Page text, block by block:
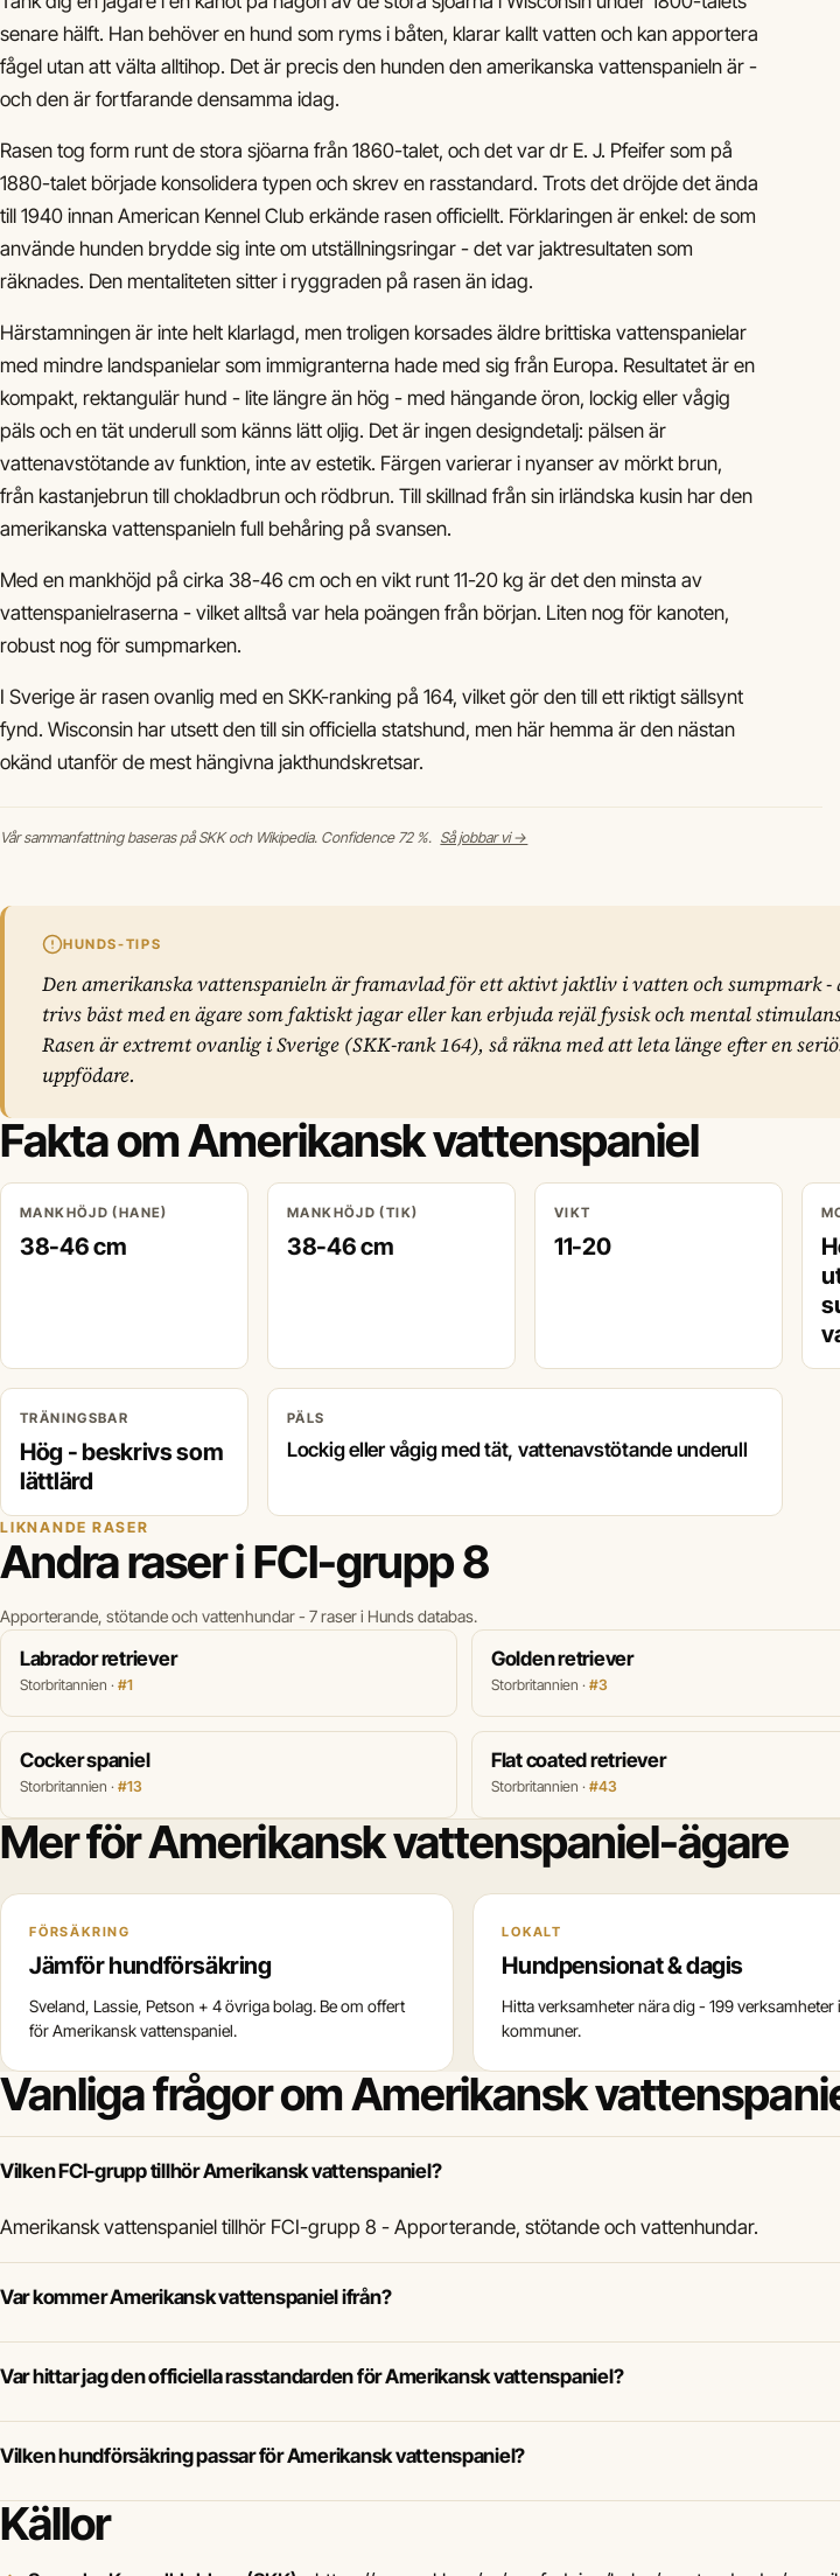
senare hälft. Han behöver en hund som ryms i båten, klarar kallt vatten och kan apportera
fågel utan att välta alltihop. Det är precis den hunden den amerikanska vattenspanieln är -
och den är fortfarande densamma idag.
Rasen tog form runt de stora sjöarna från 1860-talet, och det var dr E. J. Pfeifer som på
1880-talet började konsolidera typen och skrev en rasstandard. Trots det dröjde det ända
till 1940 innan American Kennel Club erkände rasen officiellt. Förklaringen är enkel: de som
använde hunden brydde sig inte om utställningsringar - det var jaktresultaten som
räknades. Den mentaliteten sitter i ryggraden på rasen än idag.
Härstamningen är inte helt klarlagd, men troligen korsades äldre brittiska vattenspanielar
med mindre landspanielar som immigranterna hade med sig från Europa. Resultatet är en
kompakt, rektangulär hund - lite längre än hög - med hängande öron, lockig eller vågig
päls och en tät underull som känns lätt oljig. Det är ingen designdetalj: pälsen är
vattenavstötande av funktion, inte av estetik. Färgen varierar i nyanser av mörkt brun,
från kastanjebrun till chokladbrun och rödbrun. Till skillnad från sin irländska kusin har den
amerikanska vattenspanieln full behåring på svansen.
Med en mankhöjd på cirka 38-46 cm och en vikt runt 11-20 kg är det den minsta av
vattenspanielraserna - vilket alltså var hela poängen från början. Liten nog för kanoten,
robust nog för sumpmarken.
I Sverige är rasen ovanlig med en SKK-ranking på 164, vilket gör den till ett riktigt sällsynt
fynd. Wisconsin har utsett den till sin officiella statshund, men här hemma är den nästan
okänd utanför de mest hängivna jakthundskretsar.
Vår sammanfattning baseras på SKK och Wikipedia. Confidence 72 %. Så jobbar vi →
HUNDS-TIPS
Den amerikanska vattenspanieln är framavlad för ett aktivt jaktliv i vatten och sumpmark -
trivs bäst med en ägare som faktiskt jagar eller kan erbjuda rejäl fysisk och mental
Rasen är extremt ovanlig i Sverige (SKK-rank 164), så räkna med att leta länge efter en
uppfödare.
Fakta om Amerikansk vattenspaniel
MANKHÖJD (HANE)
38-46 cm
MANKHÖJD (TIK)
38-46 cm
VIKT
11-20
TRÄNINGSBAR
Hög - beskrivs som
lättlärd
PÄLS
Lockig eller vågig med tät, vattenavstötande underull
LIKNANDE RASER
Andra raser i FCI-grupp 8
Apporterande, stötande och vattenhundar - 7 raser i Hunds databas.
Labrador retriever
Storbritannien · #1
Golden retriever
Storbritannien · #3
Cocker spaniel
Storbritannien · #13
Flat coated retriever
Storbritannien · #43
Mer för Amerikansk vattenspaniel-ägare
FÖRSÄKRING
Jämför hundförsäkring
Sveland, Lassie, Petson + 4 övriga bolag. Be om offert
för Amerikansk vattenspaniel.
LOKALT
Hundpensionat & dagis
Hitta verksamheter nära dig - 199 verksamheter
kommuner.
Vanliga frågor om Amerikansk
Vilken FCI-grupp tillhör Amerikansk vattenspaniel?
Amerikansk vattenspaniel tillhör FCI-grupp 8 - Apporterande, stötande och vattenhundar.
Var kommer Amerikansk vattenspaniel ifrån?
Var hittar jag den officiella rasstandarden för Amerikansk vattenspaniel?
Vilken hundförsäkring passar för Amerikansk vattenspaniel?
Källor